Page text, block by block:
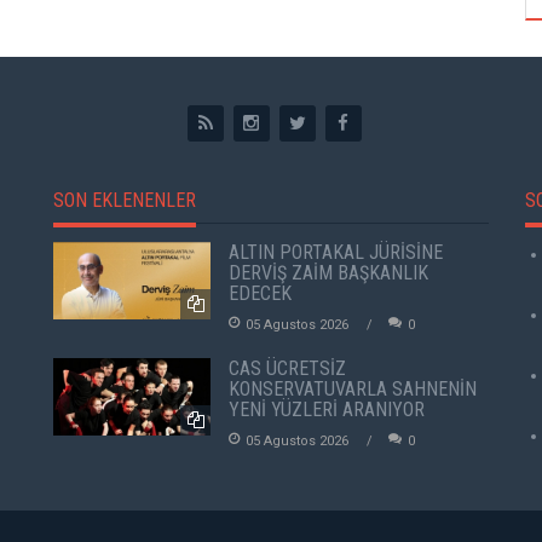
SON EKLENENLER
ALTIN PORTAKAL JÜRİSİNE
DERVİŞ ZAİM BAŞKANLIK
EDECEK
05 Agustos 2026 0
CAS ÜCRETSİZ
KONSERVATUVARLA SAHNENİN
YENİ YÜZLERİ ARANIYOR
05 Agustos 2026 0